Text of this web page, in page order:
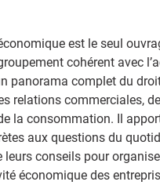
est le seul
cohérent avec
panorama complet du
relations commerciales,
la consommation. Il
aux questions du
leurs conseils pour
économique des